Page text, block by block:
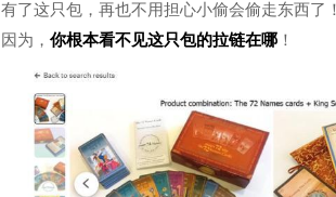
有了这只包，再也不用担心小偷会偷走东西了
因为， 你根本看不见这只包的拉链在哪 ！